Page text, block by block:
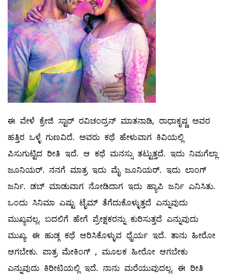
ಈ ವೇಳೆ ಕ್ರೇಜಿ ಸ್ಟಾರ್ ರವಿಚಂದ್ರನ್ ಮಾತನಾಡಿ, ರಾಧಾಕೃಷ್ಣ ಅವರ
ಹತ್ತಿರ ಒಳ್ಳೆ ಗುಣವಿದೆ. ಅವರು ಕಥೆ ಹೇಳುವಾಗ ಕಿವಿಯಲ್ಲಿ
ಪಿಸುಗುಟ್ಟಿದ ರೀತಿ ಇದೆ.‌ ಆ ಕಥೆ ಮನಸ್ಸು ತಟ್ಟುತ್ತದೆ. ಇದು ನಿಮಗೆಲ್ಲಾ
ಜೂನಿಯರ್. ನನಗೆ ಮಾತ್ರ ಇದು ಮೈ ಜೂನಿಯರ್. ಇದು ಲಾಂಗ್
ಜರ್ನಿ. ಡಬ್ ಮಾಡುವಾಗ ನೋಡಿದಾಗ ಇದು ಹ್ಯಾಪಿ ಜರ್ನಿ ಎನಿಸಿತು.
ಒಂದು ಸಿನಿಮಾ ಎಷ್ಟು ಟೈಮ್ ತೆಗೆದುಕೊಳ್ಳುತ್ತದೆ ಎನ್ನುವುದು
ಮುಖ್ಯವಲ್ಲ. ಬದಲಿಗೆ ಹೇಗೆ ಪ್ರೇಕ್ಷಕರನ್ನು ಕುರಿಸುತ್ತದೆ ಎನ್ನುವುದು
ಮುಖ್ಯ. ಈ ಹುಡ್ಗ ಕಥೆ ಆರಿಸಿಕೊಳ್ಳುವ ಧೈರ್ಯ ಇದೆ. ತಾನು ಹೀರೋ
ಆಗಬೇಕು. ಪಾತ್ರ ಮೇಕಿಂಗ್ , ಮೂಲಕ ಹೀರೋ ಆಗಬೇಕು
ಎನ್ನುವುದು ಕಿರೀಟಿಯಲ್ಲಿ ಇದೆ.‌ ನಾನು ಮರೆಯುವುದಲ್ಲ. ಈ ರೀತಿ